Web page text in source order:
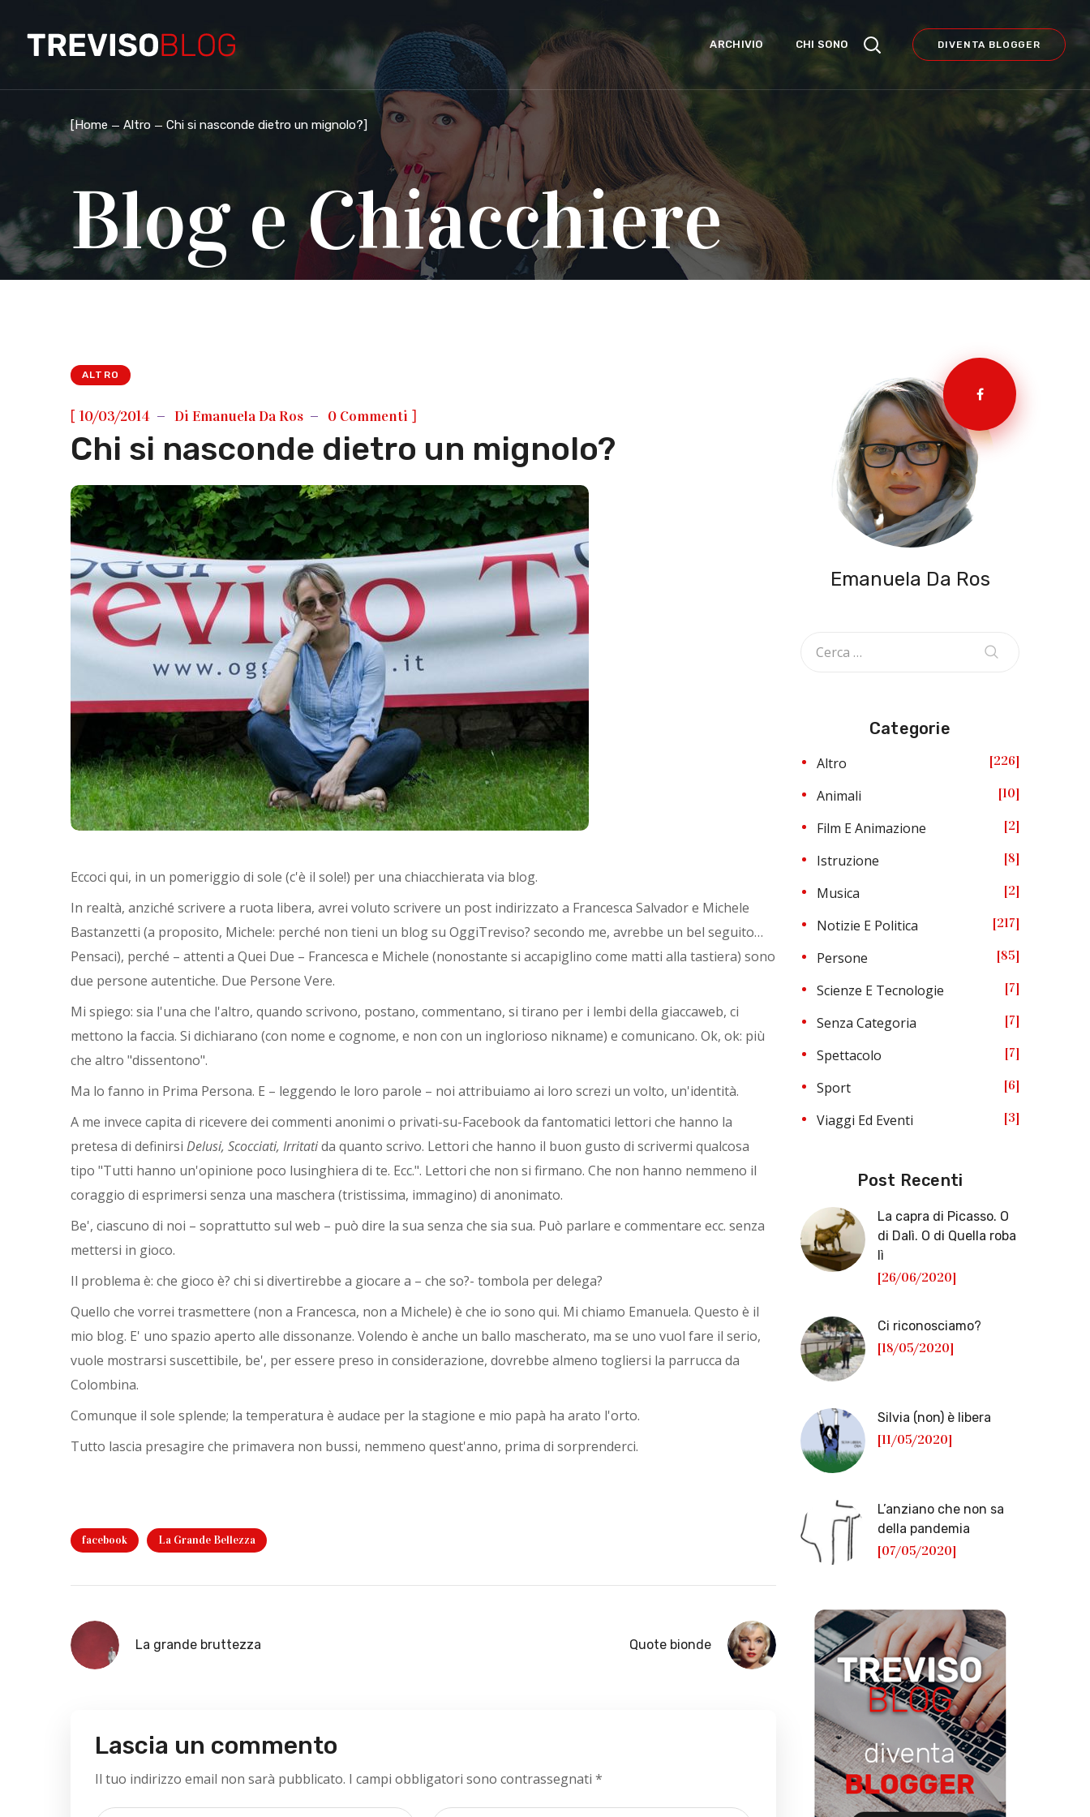
ARCHIVIO CHI SONO DIVENTA BLOGGER
[Home Altro Chi si nasconde dietro un mignolo?]
Blog e Chiacchiere
ALTRO
[ 10/03/2014 Di Emanuela Da Ros 0 Commenti ]
Chi si nasconde dietro un mignolo?
Eccoci qui, in un pomeriggio di sole (c'è il sole!) per una chiacchierata via blog.
In realtà, anziché scrivere a ruota libera, avrei voluto scrivere un post indirizzato a Francesca Salvador e Michele
Bastanzetti (a proposito, Michele: perché non tieni un blog su OggiTreviso? secondo me, avrebbe un bel seguito…
Pensaci), perché – attenti a Quei Due – Francesca e Michele (nonostante si accapiglino come matti alla tastiera) sono
due persone autentiche. Due Persone Vere.
Mi spiego: sia l'una che l'altro, quando scrivono, postano, commentano, si tirano per i lembi della giaccaweb, ci
mettono la faccia. Si dichiarano (con nome e cognome, e non con un inglorioso nikname) e comunicano. Ok, ok: più
che altro "dissentono".
Ma lo fanno in Prima Persona. E – leggendo le loro parole – noi attribuiamo ai loro screzi un volto, un'identità.
A me invece capita di ricevere dei commenti anonimi o privati-su-Facebook da fantomatici lettori che hanno la
pretesa di definirsi Delusi, Scocciati, Irritatida quanto scrivo. Lettori che hanno il buon gusto di scrivermi qualcosa
tipo "Tutti hanno un'opinione poco lusinghiera di te. Ecc.". Lettori che non si firmano. Che non hanno nemmeno il
coraggio di esprimersi senza una maschera (tristissima, immagino) di anonimato.
Be', ciascuno di noi – soprattutto sul web – può dire la sua senza che sia sua. Può parlare e commentare ecc. senza
mettersi in gioco.
Il problema è: che gioco è? chi si divertirebbe a giocare a – che so?- tombola per delega?
Quello che vorrei trasmettere (non a Francesca, non a Michele) è che io sono qui. Mi chiamo Emanuela. Questo è il
mio blog. E' uno spazio aperto alle dissonanze. Volendo è anche un ballo mascherato, ma se uno vuol fare il serio,
vuole mostrarsi suscettibile, be', per essere preso in considerazione, dovrebbe almeno togliersi la parrucca da
Colombina.
Comunque il sole splende; la temperatura è audace per la stagione e mio papà ha arato l'orto.
Tutto lascia presagire che primavera non bussi, nemmeno quest'anno, prima di sorprenderci.
facebook La Grande Bellezza
La grande bruttezza Quote bionde
Lascia un commento
Il tuo indirizzo email non sarà pubblicato. I campi obbligatori sono contrassegnati *
Emanuela Da Ros
Categorie
Altro 226
Animali 10
Film E Animazione 2
Istruzione 8
Musica 2
Notizie E Politica 217
Persone 85
Scienze E Tecnologie 7
Senza Categoria 7
Spettacolo 7
Sport 6
Viaggi Ed Eventi 3
Post Recenti
La capra di Picasso. O
di Dalì. O di Quella roba
lì
[26/06/2020]
Ci riconosciamo?
[18/05/2020]
Silvia (non) è libera
[11/05/2020]
L’anziano che non sa
della pandemia
[07/05/2020]